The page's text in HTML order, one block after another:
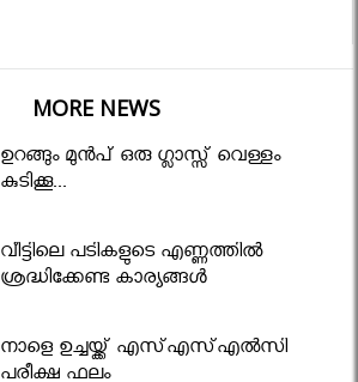
MORE NEWS
ഉറങ്ങും മുന്‍പ് ഒരു ഗ്ലാസ്സ് വെള്ളം
കുടിക്കൂ...
വീട്ടിലെ പടികളുടെ എണ്ണത്തിൽ
ശ്രദ്ധിക്കേണ്ട കാര്യങ്ങൾ
നാളെ ഉച്ചയ്ക്ക് എസ്എസ്എല്‍സി